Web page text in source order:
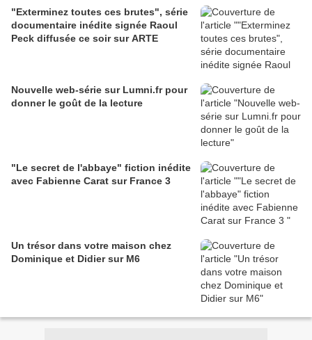
"Exterminez toutes ces brutes", série
documentaire inédite signée Raoul
Peck diffusée ce soir sur ARTE
Nouvelle web-série sur Lumni.fr pour
donner le goût de la lecture
"Le secret de l'abbaye" fiction inédite
avec Fabienne Carat sur France 3
Un trésor dans votre maison chez
Dominique et Didier sur M6